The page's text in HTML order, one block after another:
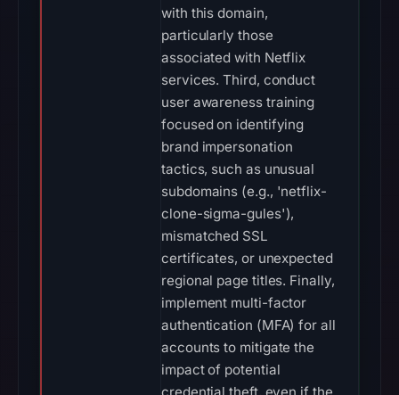
with this domain,
particularly those
associated with Netflix
services. Third, conduct
user awareness training
focused on identifying
brand impersonation
tactics, such as unusual
subdomains (e.g., 'netflix-
clone-sigma-gules'),
mismatched SSL
certificates, or unexpected
regional page titles. Finally,
implement multi-factor
authentication (MFA) for all
accounts to mitigate the
impact of potential